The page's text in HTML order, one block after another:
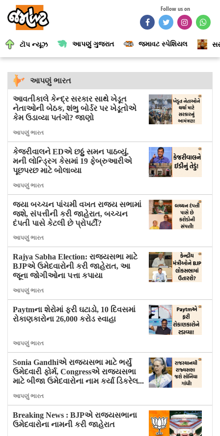
Follow us on
ટૉપ ન્યૂઝ આપણું ગુજરાત જમાવટ સ્પેશિયલ
આપણું ભારત
આવતીકાલે કેન્દ્ર સરકાર સાથે ખેડૂત
નેતાઓની બેઠક, શંભુ બોર્ડર પર ખેડૂતોએ
કેમ ઉડાવ્યા પતંગો? જાણો
આપણું ભારત
કેજરીવાલને EDએ છઠ્ઠું સમન પાઠવ્યું,
મની લોન્ડ્રિગ કેસમાં 19 ફેબ્રુઆરીએ
પૂછપરછ માટે બોલાવ્યા
આપણું ભારત
જયા બચ્ચન પાંચમી વખત રાજ્ય સભામાં
જશે, સંપત્તીની કરી જાહેરાત, બચ્ચન
દંપતી પાસે કેટલી છે પ્રોપર્ટી?
આપણું ભારત
Rajya Sabha Election: રાજ્યસભા માટે
BJPએ ઉમેદવારોની કરી જાહેરાત, આ
જૂના જોગીઓના પત્તા કપાયા
આપણું ભારત
Paytmના શેરોમાં ફરી ઘટાડો, 10 દિવસમાં
રોકાણકારોના 26,000 કરોડ સ્વાહા
આપણું ભારત
Sonia Gandhiએ રાજ્યસભા માટે ભર્યું
ઉમેદવારી ફોર્મ, Congressએ રાજ્યસભા
માટે બીજા ઉમેદવારોના નામ કર્યા ડિકરેલ...
આપણું ભારત
Breaking News : BJPએ રાજ્યસભાના
ઉમેદવારોના નામની કરી જાહેરાત